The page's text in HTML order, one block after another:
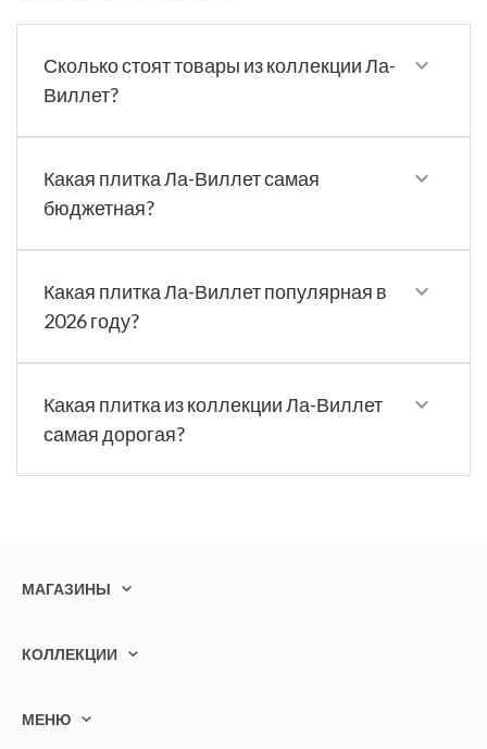
Сколько стоят товары из коллекции Ла-
Виллет?
Какая плитка Ла-Виллет самая
бюджетная?
Какая плитка Ла-Виллет популярная в
2026 году?
Какая плитка из коллекции Ла-Виллет
самая дорогая?
МАГАЗИНЫ
КОЛЛЕКЦИИ
МЕНЮ